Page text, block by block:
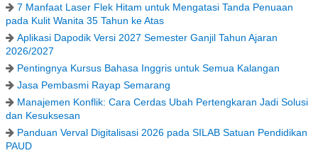
7 Manfaat Laser Flek Hitam untuk Mengatasi Tanda Penuaan
pada Kulit Wanita 35 Tahun ke Atas
Aplikasi Dapodik Versi 2027 Semester Ganjil Tahun Ajaran
2026/2027
Pentingnya Kursus Bahasa Inggris untuk Semua Kalangan
Jasa Pembasmi Rayap Semarang
Manajemen Konflik: Cara Cerdas Ubah Pertengkaran Jadi Solusi
dan Kesuksesan
Panduan Verval Digitalisasi 2026 pada SILAB Satuan Pendidikan
PAUD